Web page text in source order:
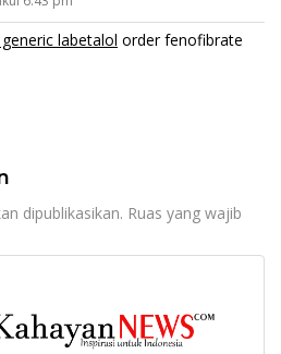
labetalol order fenofibrate
dipublikasikan. Ruas yang wajib